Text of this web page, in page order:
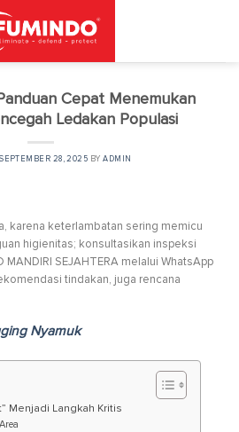
Cepat Menemukan
Ledakan Populasi
SEPTEMBER 28, 2025 BYADMIN
karena keterlambatan sering memicu
higienitas; konsultasikan inspeksi
SEJAHTERA melalui WhatsApp
tindakan, juga rencana
Nyamuk
Menjadi Langkah Kritis